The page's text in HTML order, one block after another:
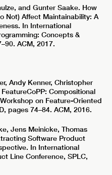
and Gunter Saake. How
Not) Affect Maintainability: A
In International
Concepts &
ACM, 2017.
Andy Kenner, Christopher
Compositional
on Feature-Oriented
pages 74–84. ACM, 2016.
Jens Meinicke, Thomas
Software Product
In International
Line Conference, SPLC,